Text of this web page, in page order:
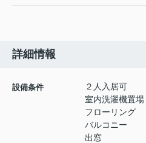
詳細情報
設備条件
２人入居可
室内洗濯機置場
フローリング
バルコニー
出窓